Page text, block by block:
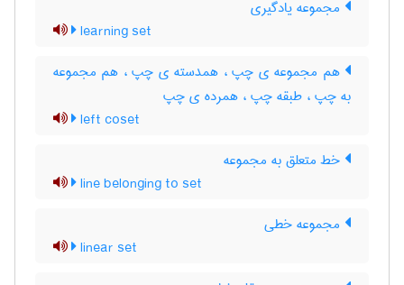
مجموعه یادگیری
learning set
هم مجموعه ی چپ ، همدسته ی چپ ، هم مجموعه
به چپ ، طبقه چپ ، همرده ی چپ
left coset
خط متعلق به مجموعه
line belonging to set
مجموعه خطی
linear set